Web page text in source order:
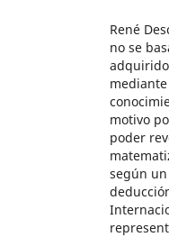
René
no se
motivo
poder
según